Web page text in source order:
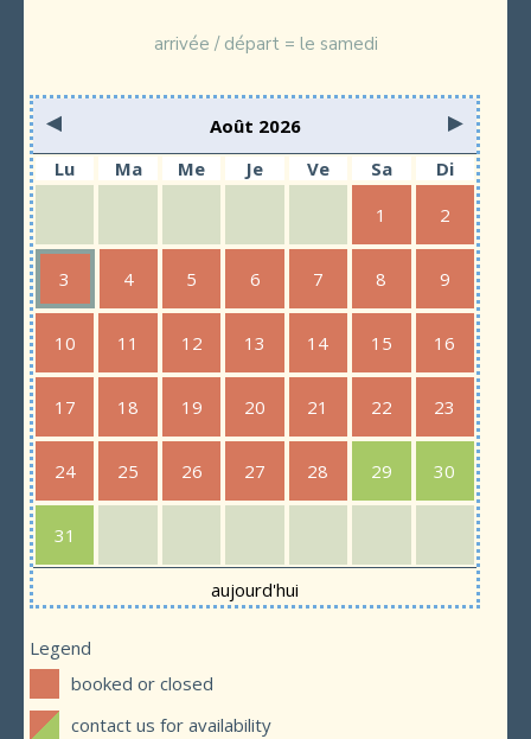
arrivée / départ = le samedi
Août 2026
Lu
Ma Me Je Ve Sa
Di
1
2
3 4 5 6 7 8 9
10 11 12 13 14 15 16
17 18 19 20 21 22 23
24 25 26 27 28 29 30
31
aujourd'hui
Legend
booked or closed
contact us for availability